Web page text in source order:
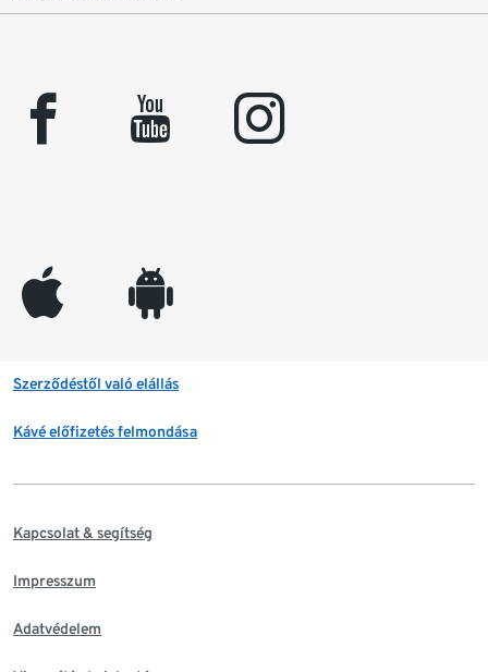
facebook youtube instagram
appleinc android
Szerződéstől való elállás
Kávé előfizetés felmondása
Kapcsolat & segítség
Impresszum
Adatvédelem